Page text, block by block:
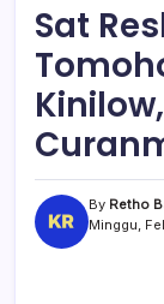
Sat
By Retho
Minggu,